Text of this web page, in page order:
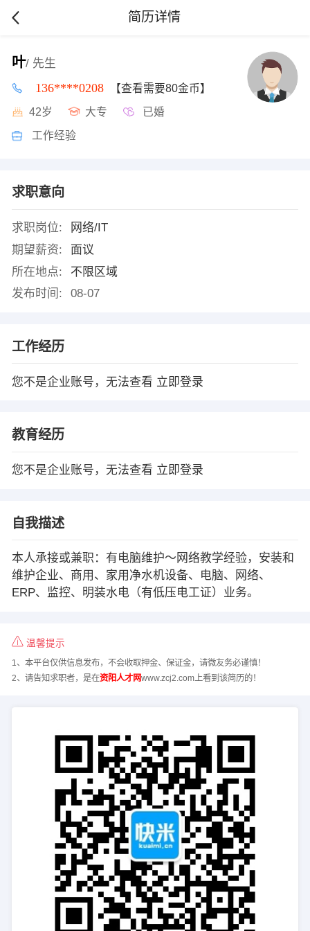
简历详情
叶/ 先生
136****0208 【查看需要80金币】
42岁 大专 已婚
工作经验
求职意向
求职岗位:
网络/IT
期望薪资:
面议
所在地点:
不限区域
发布时间:
08-07
工作经历
您不是企业账号，无法查看 立即登录
教育经历
您不是企业账号，无法查看 立即登录
自我描述
本人承接或兼职：有电脑维护～网络教学经验，安装和
维护企业、商用、家用净水机设备、电脑、网络、
ERP、监控、明装水电（有低压电工证）业务。
温馨提示
1、本平台仅供信息发布，不会收取押金、保证金，请微友务必谨慎！
2、请告知求职者，是在资阳人才网www.zcj2.com上看到该简历的！